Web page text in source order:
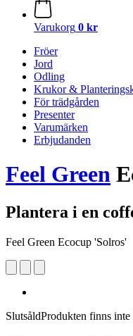
Varukorg 0 kr
Fröer
Jord
Odling
Krukor &
För trädgården
Presenter
Varumärken
Erbjudanden
Feel Green
Plantera i en
Feel Green Ecocup 'Solros'
SlutsåldProdukten finns